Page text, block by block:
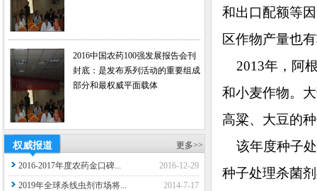
2016中国农药100强发展报告会刊
封底：是发布系列活动的重要组成
部分和最权威平面载体
权威报道 更多>>
2016-2017年度农药金口碑...
2016-12-29
2019年全球杀线虫剂市场将...
2014-7-17
和出口配额等
区作物产量也
2013年，阿
和小麦作物。
高粱、大豆的
该年度种子处
种子处理杀菌